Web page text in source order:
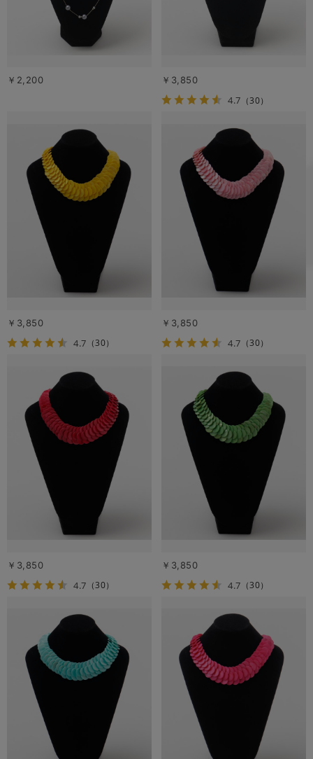
￥2,200 ￥3,850
4.7 （30）
￥3,850
4.7 （30）
￥3,850
4.7 （30）
￥3,850
4.7 （30）
￥3,850
4.7 （30）